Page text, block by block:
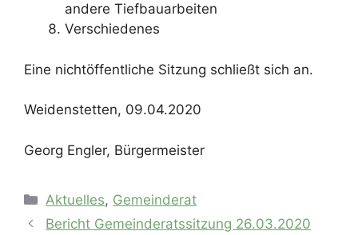
andere Tiefbauarbeiten
Verschiedenes
Eine nichtöffentliche Sitzung schließt sich an.
Weidenstetten, 09.04.2020
Georg Engler, Bürgermeister
Kategorien
Aktuelles, Gemeinderat
Bericht Gemeinderatssitzung 26.03.2020